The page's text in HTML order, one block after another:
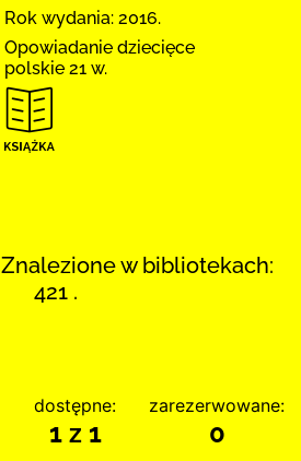
Rok wydania: 2016.
Opowiadanie dziecięce
polskie 21 w.
Znalezione w bibliotekach:
421 .
dostępne:
1 z 1
zarezerwowane:
0